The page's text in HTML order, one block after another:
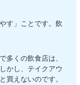
す」ことです。飲
多くの飲食店は、
かし、テイクアウ
買えないのです。